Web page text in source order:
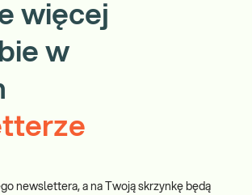
więcej
w
newslettera, a na Twoją skrzynkę będą